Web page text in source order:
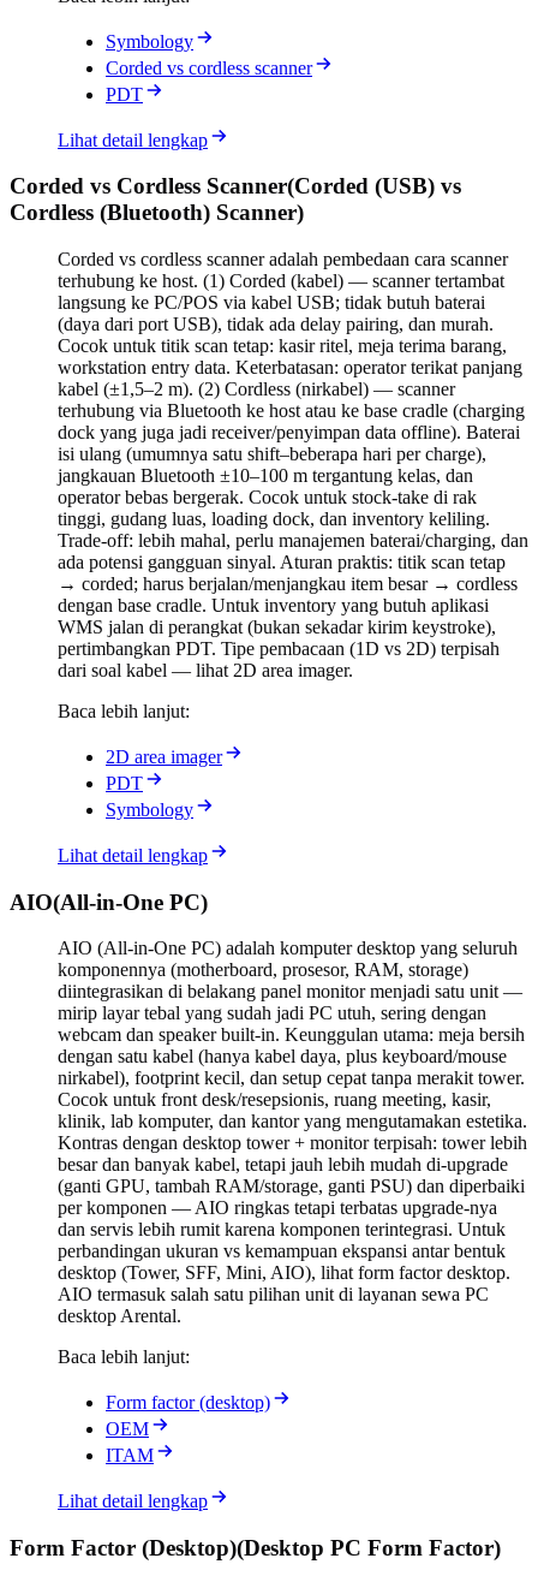
Symbology
Corded vs cordless scanner
PDT
Lihat detail lengkap
Corded vs Cordless Scanner(Corded (USB) vs
Cordless (Bluetooth) Scanner)
Corded vs cordless scanner adalah pembedaan cara scanner
terhubung ke host. (1) Corded (kabel) — scanner tertambat
langsung ke PC/POS via kabel USB; tidak butuh baterai
(daya dari port USB), tidak ada delay pairing, dan murah.
Cocok untuk titik scan tetap: kasir ritel, meja terima barang,
workstation entry data. Keterbatasan: operator terikat panjang
kabel (±1,5–2 m). (2) Cordless (nirkabel) — scanner
terhubung via Bluetooth ke host atau ke base cradle (charging
dock yang juga jadi receiver/penyimpan data offline). Baterai
isi ulang (umumnya satu shift–beberapa hari per charge),
jangkauan Bluetooth ±10–100 m tergantung kelas, dan
operator bebas bergerak. Cocok untuk stock-take di rak
tinggi, gudang luas, loading dock, dan inventory keliling.
Trade-off: lebih mahal, perlu manajemen baterai/charging, dan
ada potensi gangguan sinyal. Aturan praktis: titik scan tetap
→ corded; harus berjalan/menjangkau item besar → cordless
dengan base cradle. Untuk inventory yang butuh aplikasi
WMS jalan di perangkat (bukan sekadar kirim keystroke),
pertimbangkan PDT. Tipe pembacaan (1D vs 2D) terpisah
dari soal kabel — lihat 2D area imager.
Baca lebih lanjut:
2D area imager
PDT
Symbology
Lihat detail lengkap
AIO(All-in-One PC)
AIO (All-in-One PC) adalah komputer desktop yang seluruh
komponennya (motherboard, prosesor, RAM, storage)
diintegrasikan di belakang panel monitor menjadi satu unit —
mirip layar tebal yang sudah jadi PC utuh, sering dengan
webcam dan speaker built-in. Keunggulan utama: meja bersih
dengan satu kabel (hanya kabel daya, plus keyboard/mouse
nirkabel), footprint kecil, dan setup cepat tanpa merakit tower.
Cocok untuk front desk/resepsionis, ruang meeting, kasir,
klinik, lab komputer, dan kantor yang mengutamakan estetika.
Kontras dengan desktop tower + monitor terpisah: tower lebih
besar dan banyak kabel, tetapi jauh lebih mudah di-upgrade
(ganti GPU, tambah RAM/storage, ganti PSU) dan diperbaiki
per komponen — AIO ringkas tetapi terbatas upgrade-nya
dan servis lebih rumit karena komponen terintegrasi. Untuk
perbandingan ukuran vs kemampuan ekspansi antar bentuk
desktop (Tower, SFF, Mini, AIO), lihat form factor desktop.
AIO termasuk salah satu pilihan unit di layanan sewa PC
desktop Arental.
Baca lebih lanjut:
Form factor (desktop)
OEM
ITAM
Lihat detail lengkap
Form Factor (Desktop)(Desktop PC Form Factor)